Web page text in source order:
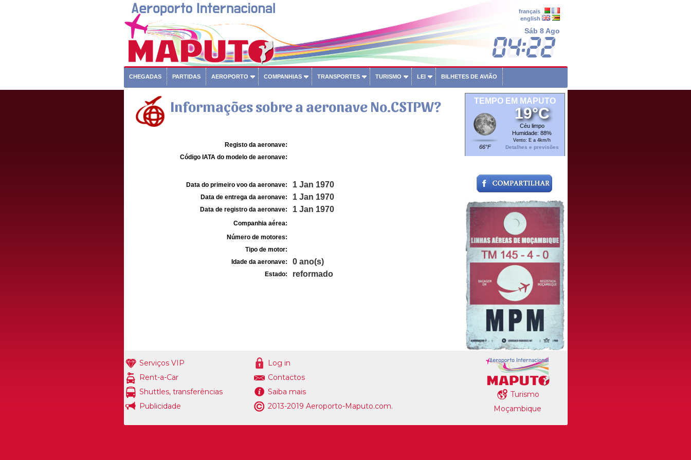
français
english
Sáb 8 Ago
CHEGADAS PARTIDAS AEROPORTO COMPANHIAS TRANSPORTES TURISMO LEI BILHETES DE AVIÃO
Informações sobre a aeronave No.CSTPW?
Registo da aeronave:
Código IATA do modelo de aeronave:
Data do primeiro voo da aeronave: 1 Jan 1970
Data de entrega da aeronave: 1 Jan 1970
Data de registro da aeronave: 1 Jan 1970
Companhia aérea:
Número de motores:
Tipo de motor:
Idade da aeronave:
0 ano(s)
Estado: reformado
TEMPO EM MAPUTO
66°F
19°C
Céu limpo
Humidade: 88%
Vento: E a 4km/h
Detalhes e previsões
Serviços VIP
Rent-a-Car
Shuttles, transferências
Publicidade
Log in
Contactos
Saiba mais
2013-2019 Aeroporto-Maputo.com.
Turismo
Moçambique